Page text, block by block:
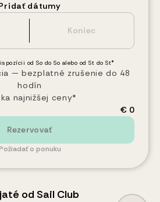
dátumy
od So do So alebo od St do St*
— bezplatné zrušenie do 48
hodín
najnižšej ceny*
€ 0
Rezervovať
o ponuku
od Sail Club